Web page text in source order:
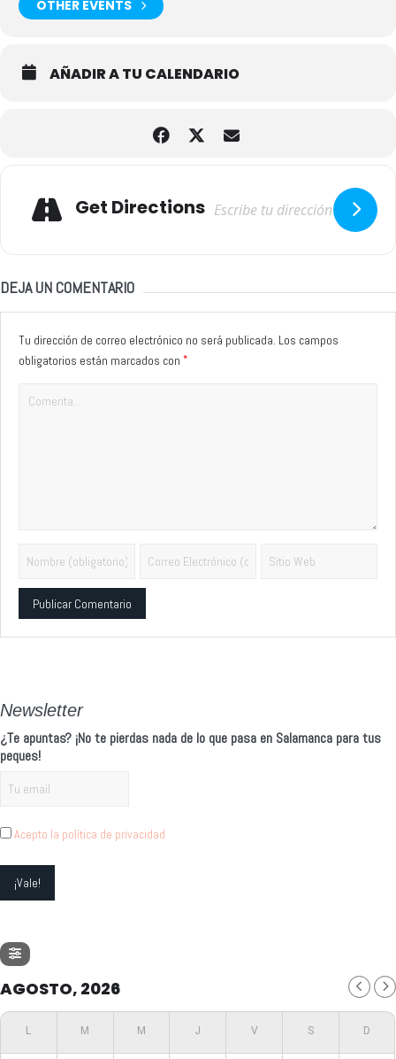
OTHER EVENTS
AÑADIR A TU CALENDARIO
Get Directions
DEJA UN COMENTARIO
Tu dirección de correo electrónico no será publicada. Los campos
obligatorios están marcados con *
Newsletter
¿Te apuntas? ¡No te pierdas nada de lo que pasa en Salamanca para tus
peques!
Acepto la política de privacidad
AGOSTO, 2026